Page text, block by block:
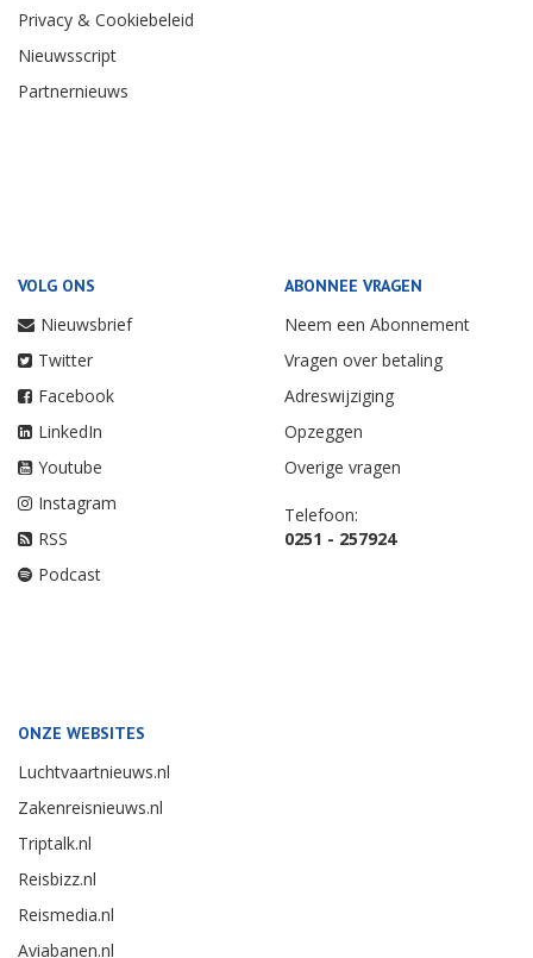
Privacy & Cookiebeleid
Nieuwsscript
Partnernieuws
VOLG ONS
Nieuwsbrief
Twitter
Facebook
LinkedIn
Youtube
Instagram
RSS
Podcast
ABONNEE VRAGEN
Neem een Abonnement
Vragen over betaling
Adreswijziging
Opzeggen
Overige vragen
Telefoon:
0251 - 257924
ONZE WEBSITES
Luchtvaartnieuws.nl
Zakenreisnieuws.nl
Triptalk.nl
Reisbizz.nl
Reismedia.nl
Aviabanen.nl